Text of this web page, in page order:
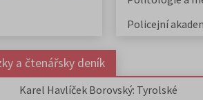
Policejní
a čtenářsky deník
Karel Havlíček Borovský: Tyrolské